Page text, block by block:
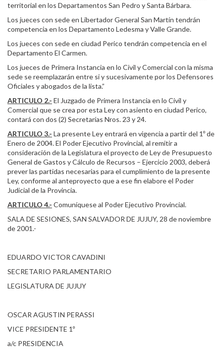
territorial en los Departamentos San Pedro y Santa Bárbara.
Los jueces con sede en Libertador General San Martín tendrán
competencia en los Departamento Ledesma y Valle Grande.
Los jueces con sede en ciudad Perico tendrán competencia en el
Departamento El Carmen.
Los jueces de Primera Instancia en lo Civil y Comercial con la misma
sede se reemplazarán entre si y sucesivamente por los Defensores
Oficiales y abogados de la lista.”
ARTICULO 2.- El Juzgado de Primera Instancia en lo Civil y
Comercial que se crea por esta Ley con asiento en ciudad Perico,
contará con dos (2) Secretarías Nros. 23 y 24.
ARTICULO 3.- La presente Ley entrará en vigencia a partir del 1º de
Enero de 2004. El Poder Ejecutivo Provincial, al remitir a
consideración de la Legislatura el proyecto de Ley de Presupuesto
General de Gastos y Cálculo de Recursos – Ejercicio 2003, deberá
prever las partidas necesarias para el cumplimiento de la presente
Ley, conforme al anteproyecto que a ese fin elabore el Poder
Judicial de la Provincia.
ARTICULO 4.- Comuníquese al Poder Ejecutivo Provincial.
SALA DE SESIONES, SAN SALVADOR DE JUJUY, 28 de noviembre
de 2001.-
EDUARDO VICTOR CAVADINI
SECRETARIO PARLAMENTARIO
LEGISLATURA DE JUJUY
OSCAR AGUSTIN PERASSI
VICE PRESIDENTE 1º
a/c PRESIDENCIA